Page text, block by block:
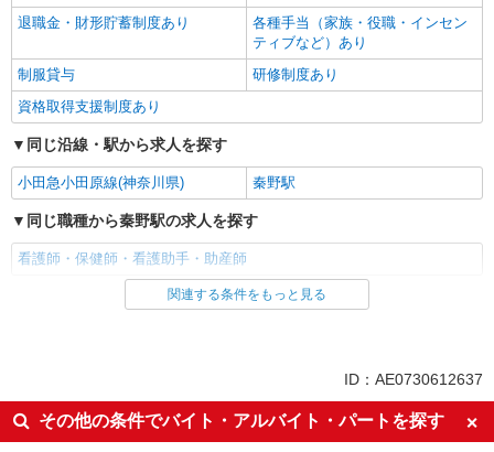
退職金・財形貯蓄制度あり
各種手当（家族・役職・インセン
ティブなど）あり
制服貸与
研修制度あり
資格取得支援制度あり
同じ沿線・駅から求人を探す
小田急小田原線(神奈川県) 秦野駅
同じ職種から秦野駅の求人を探す
看護師・保健師・看護助手・助産師
同じ雇用形態から秦野駅の求人を探す
入社日応相談
未経験歓迎
経験者・有資格者歓迎
新卒・第二新卒歓迎
関連する条件をもっと見る
ID：AE0730612637
その他の条件でバイト・アルバイト・パートを探す